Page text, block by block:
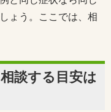
ょう。ここでは、相
談する目安は